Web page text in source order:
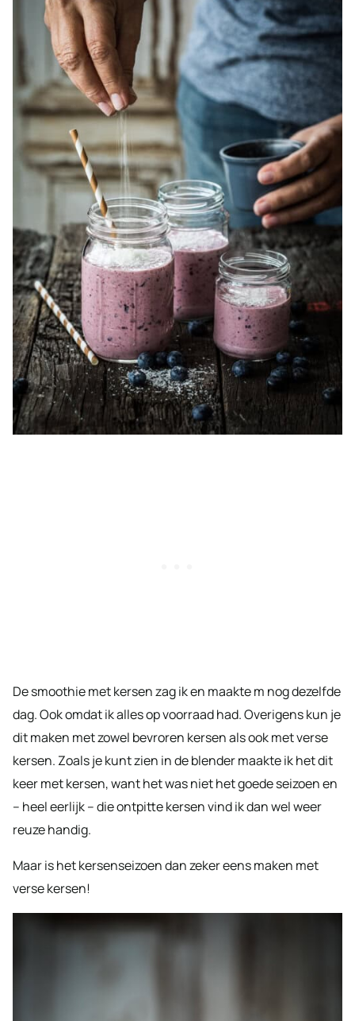
De smoothie met kersen zag ik en maakte m nog dezelfde
dag. Ook omdat ik alles op voorraad had. Overigens kun je
dit maken met zowel bevroren kersen als ook met verse
kersen. Zoals je kunt zien in de blender maakte ik het dit
keer met kersen, want het was niet het goede seizoen en
– heel eerlijk – die ontpitte kersen vind ik dan wel weer
reuze handig.
Maar is het kersenseizoen dan zeker eens maken met
verse kersen!